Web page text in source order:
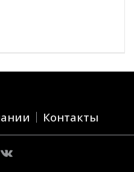
Контакты